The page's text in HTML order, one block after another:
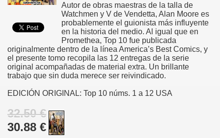
Autor de obras maestras de la talla de
Watchmen y V de Vendetta, Alan Moore es
probablemente el guionista más influyente
en la historia del medio. Al igual que en
Promethea, Top 10 fue publicada
originalmente dentro de la línea America’s Best Comics, y
el presente tomo recopila las 12 entregas de la serie
original acompañadas de material extra. Un brillante
trabajo que sin duda merece ser reivindicado.
EDICIÓN ORIGINAL: Top 10 núms. 1 a 12 USA
32.50 €
30.88 €